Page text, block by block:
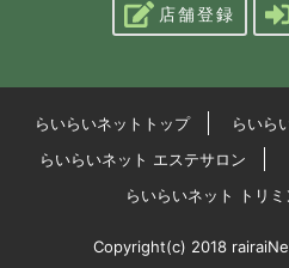
店舗登録
らいらいネットトップ
らいら
らいらいネット エステサロン
らいらいネット トリ
Copyright(c) 2018